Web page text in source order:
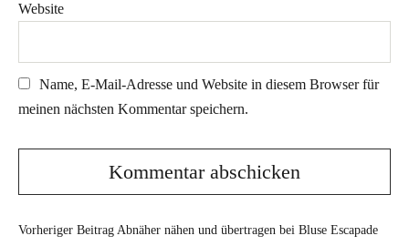
Website
Name, E-Mail-Adresse und Website in diesem Browser für
meinen nächsten Kommentar speichern.
Vorheriger Beitrag Abnäher nähen und übertragen bei Bluse Escapade